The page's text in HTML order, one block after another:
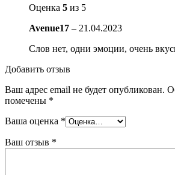
Оценка 5 из 5
Avenue17 – 21.04.2023
Слов нет, одни эмоции, очень
Добавить отзыв
Ваш адрес email не будет опубликован.
помечены *
Ваша оценка *
Ваш отзыв *